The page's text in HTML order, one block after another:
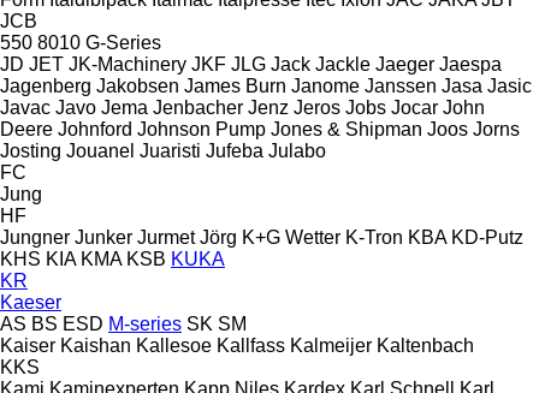
JCB
550 8010 G-Series
JD JET JK-Machinery JKF JLG Jack Jackle Jaeger Jaespa
Jagenberg Jakobsen James Burn Janome Janssen Jasa Jasic
Javac Javo Jema Jenbacher Jenz Jeros Jobs Jocar John
Deere Johnford Johnson Pump Jones & Shipman Joos Jorns
Josting Jouanel Juaristi Jufeba Julabo
FC
Jung
HF
Jungner Junker Jurmet Jörg K+G Wetter K-Tron KBA KD-Putz
KHS KIA KMA KSB KUKA
KR
Kaeser
AS BS ESD M-series SK SM
Kaiser Kaishan Kallesoe Kallfass Kalmeijer Kaltenbach
KKS
Kami Kaminexperten Kapp Niles Kardex Karl Schnell
Karl